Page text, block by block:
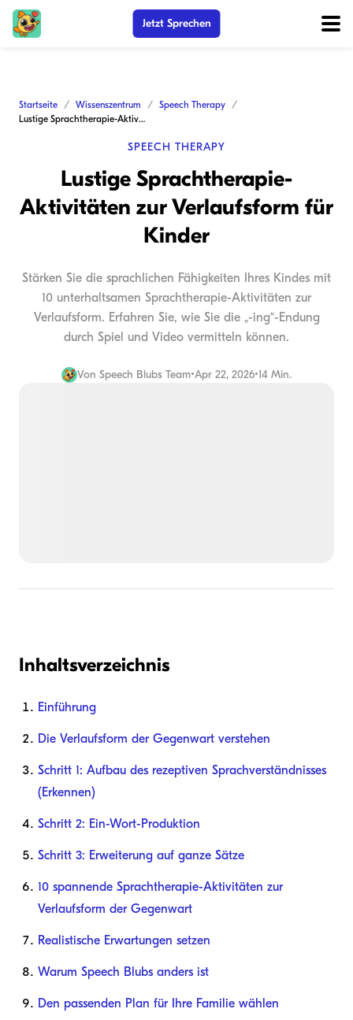
Jetzt Sprechen
Startseite Wissenszentrum
Speech Therapy
Lustige Sprachtherapie-Aktivitäten zur Verlaufsform für Kinder
SPEECH THERAPY
Lustige Sprachtherapie-
Aktivitäten zur Verlaufsform für
Kinder
Stärken Sie die sprachlichen Fähigkeiten Ihres Kindes mit
10 unterhaltsamen Sprachtherapie-Aktivitäten zur
Verlaufsform. Erfahren Sie, wie Sie die „-ing“-Endung
durch Spiel und Video vermitteln können.
Von Speech Blubs Team•Apr 22, 2026•14 Min.
Inhaltsverzeichnis
Einführung
Die Verlaufsform der Gegenwart verstehen
Schritt 1: Aufbau des rezeptiven Sprachverständnisses
(Erkennen)
Schritt 2: Ein-Wort-Produktion
Schritt 3: Erweiterung auf ganze Sätze
10 spannende Sprachtherapie-Aktivitäten zur
Verlaufsform der Gegenwart
Realistische Erwartungen setzen
Warum Speech Blubs anders ist
Den passenden Plan für Ihre Familie wählen